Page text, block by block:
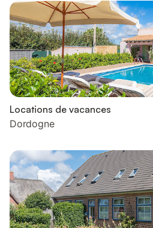
Locations de vacances
Dordogne